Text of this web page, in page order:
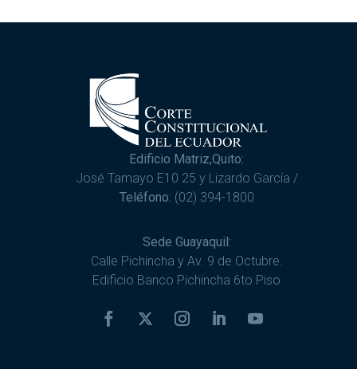
Edificio Matriz,Quito:
José Tamayo E10 25 y Lizardo García /
Teléfono: (02) 394-1800
Sede Guayaquil:
Calle Pichincha y Av. 9 de Octubre.
Edificio Banco Pichincha 6to Piso